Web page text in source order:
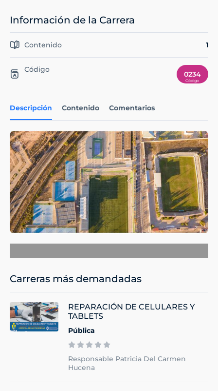
Descripción Contenido Comentarios
Información de la Carrera
Contenido 1
Código
0234
Carreras más demandadas
REPARACIÓN DE CELULARES Y
TABLETS
Pública
Responsable Patricia Del Carmen
Hucena